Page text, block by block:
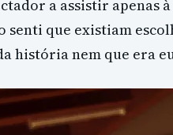
a assistir apenas
senti que existiam
história nem que era